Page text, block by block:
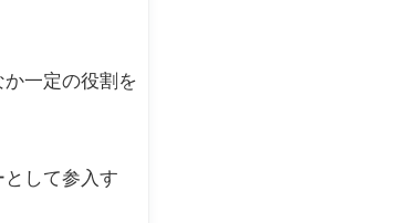
一定の役割を
して参入す